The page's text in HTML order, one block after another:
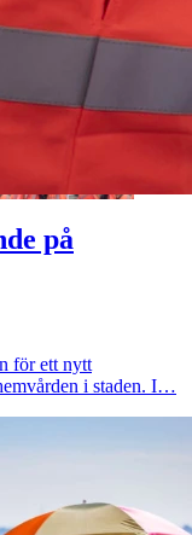
på
för ett nytt
i staden. I…